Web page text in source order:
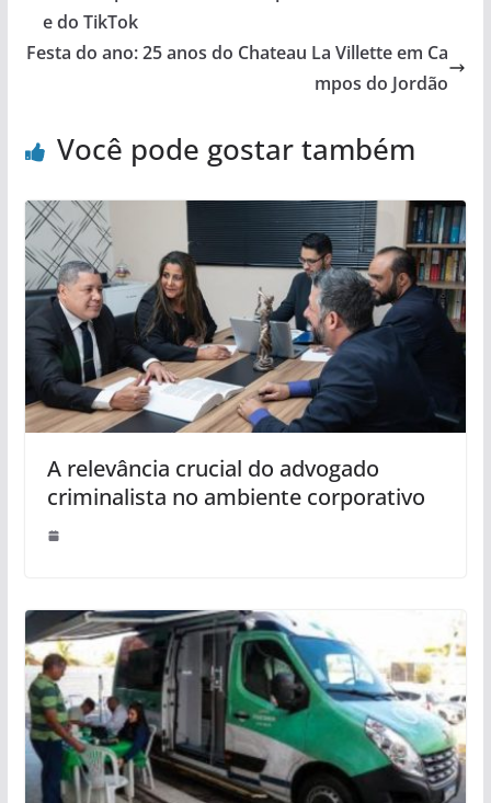
e do TikTok
Festa do ano: 25 anos do Chateau La Villette em Ca
mpos do Jordão
Você pode gostar também
A relevância crucial do advogado
criminalista no ambiente corporativo